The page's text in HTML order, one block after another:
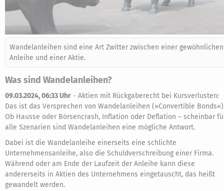
Wandelanleihen sind eine Art Zwitter zwischen einer gewöhnlichen
Anleihe und einer Aktie.
Was sind Wandelanleihen?
09.03.2024, 06:33 Uhr - Aktien mit Rückgaberecht bei Kursverlusten:
Das ist das Versprechen von Wandelanleihen (»Convertible
Ob Hausse oder Börsencrash, Inflation oder Deflation – scheinbar
alle Szenarien sind Wandelanleihen eine mögliche Antwort.
Dabei ist die Wandelanleihe einerseits eine schlichte
Unternehmensanleihe, also die Schuldverschreibung einer Firma.
Während oder am Ende der Laufzeit der Anleihe kann diese
andererseits in Aktien des Unternehmens eingetauscht, das heißt
gewandelt werden.